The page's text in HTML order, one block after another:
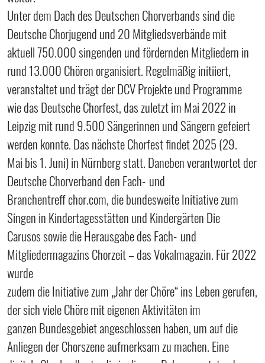
Unter dem Dach des Deutschen Chorverbands sind die
Deutsche Chorjugend und 20 Mitgliedsverbände mit
aktuell 750.000 singenden und fördernden Mitgliedern in
rund 13.000 Chören organisiert. Regelmäßig initiiert,
veranstaltet und trägt der DCV Projekte und Programme
wie das Deutsche Chorfest, das zuletzt im Mai 2022 in
Leipzig mit rund 9.500 Sängerinnen und Sängern gefeiert
werden konnte. Das nächste Chorfest findet 2025 (29.
Mai bis 1. Juni) in Nürnberg statt. Daneben verantwortet der
Deutsche Chorverband den Fach‐ und
Branchentreff chor.com, die bundesweite Initiative zum
Singen in Kindertagesstätten und Kindergärten Die
Carusos sowie die Herausgabe des Fach‐ und
Mitgliedermagazins Chorzeit – das Vokalmagazin. Für 2022
wurde
zudem die Initiative zum „Jahr der Chöre“ ins Leben gerufen,
der sich viele Chöre mit eigenen Aktivitäten im
ganzen Bundesgebiet angeschlossen haben, um auf die
Anliegen der Chorszene aufmerksam zu machen. Eine